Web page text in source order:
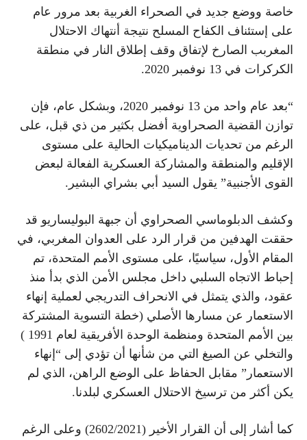
خاصة ووضع جديد في الصحراء الغربية بعد مرور عام
على إستئناف الكفاح المسلح نتيجة أنتهاك الاحتلال
المغربب الصارخ لإتفاق وقف إطلاق النار في منطقة
الكركرات في 13 نوفمبر 2020.
“بعد عام واحد من 13 نوفمبر 2020، وبشكل عام، فإن
توازن القضية الصحراوية أفضل بكثير من ذي قبل، على
الرغم من تحديات الديناميكيات الحالية على مستوى
الإقليم والمنطقة والمشاركة العسكرية الفعالة لبعض
القوى الأجنبية” يقول السيد أبي بشراي البشير.
وكشف الدبلوماسي الصحراوي أن جبهة البوليساريو قد
حققت الهدفين من قرار الرد على العدوان المغربي، في
المقام الأول، سياسيًا، على مستوى الأمم المتحدة، تم
إحباط الاتجاه السلبي داخل مجلس الأمن الذي بدأ منذ
عقود، والذي يتمثل في الانحراف التدريجي لعملية إنهاء
الاستعمار عن مسارها الأصلي (خطة التسوية المشتركة
بين الأمم المتحدة ومنظمة الوحدة الأفريقية لعام 1991 )
والتخلي عن الصيغ التي من شأنها أن تؤدي إلى “إنهاء
الاستعمار” مقابل الحفاظ على الوضع الراهن، الذي لم
يكن أكثر من ترسيخ الاحتلال العسكري لبلدنا.
كما أشار إلى أن القرار الأخير (2602/2021) وعلى الرغم